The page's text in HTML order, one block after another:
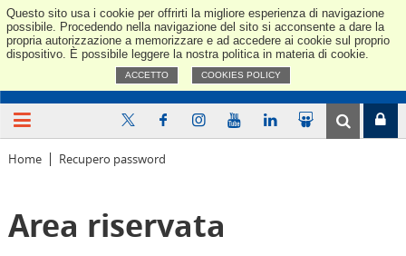
Questo sito usa i cookie per offrirti la migliore esperienza di navigazione
possibile. Procedendo nella navigazione del sito si acconsente a dare la
propria autorizzazione a memorizzare e ad accedere ai cookie sul proprio
dispositivo. È possibile leggere la nostra politica in materia di cookie.
ACCETTO COOKIES POLICY
Home Recupero password
Area riservata